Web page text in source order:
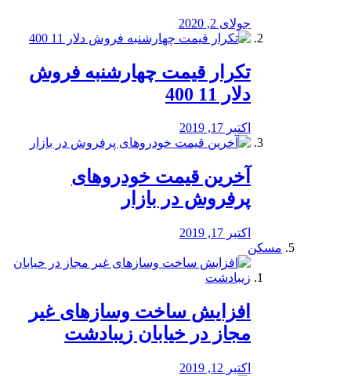
جولای 2, 2020
تکرار قیمت چهارشنبه فروش
دلار 11 400
اکتبر 17, 2019
آخرین قیمت خودرو‌های
پرفروش در بازار
اکتبر 17, 2019
مسکن
افزایش ساخت وسازهای غیر
مجاز در خیابان زیبادشت
اکتبر 12, 2019